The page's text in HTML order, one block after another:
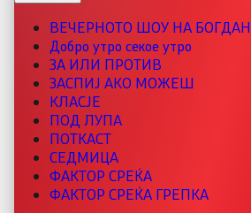
ВЕЧЕРНОТО ШОУ НА БОГДАН
Добро утро секое утро
ЗА ИЛИ ПРОТИВ
ЗАСПИЈ АКО МОЖЕШ
КЛАСЈЕ
ПОД ЛУПА
ПОТКАСТ
СЕДМИЦА
ФАКТОР СРЕЌА
ФАКТОР СРЕЌА ГРЕПКА